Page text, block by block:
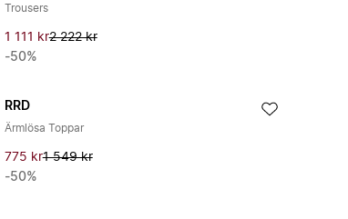
Trousers
1 111 kr2 222 kr
-50%
RRD
Ärmlösa Toppar
775 kr1 549 kr
-50%